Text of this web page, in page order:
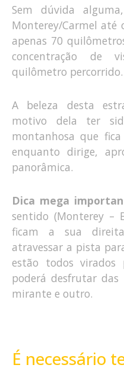
Sem dúvida
Monterey/Carmel até
apenas 70
concentração de
quilômetro percorrido.
A beleza desta
motivo dela ter
montanhosa que
enquanto dirige,
panorâmica.
Dica mega
sentido (Monterey –
ficam a sua
atravessar a pista
estão todos virados
poderá desfrutar das
mirante e outro.
É necessário